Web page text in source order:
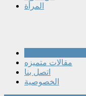
المرأة
مقالات متميزه
اتصل بنا
الخصوصية